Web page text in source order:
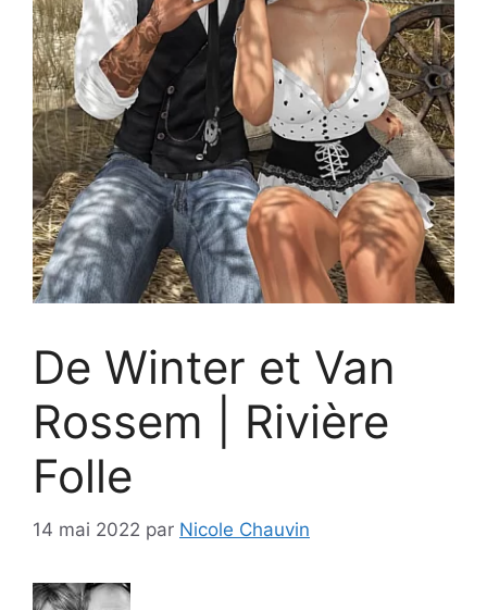
De Winter et Van
Rossem | Rivière
Folle
14 mai 2022 par Nicole Chauvin